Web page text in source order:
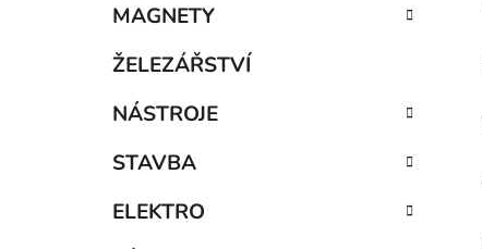
MAGNETY
ŽELEZÁŘSTVÍ
NÁSTROJE
STAVBA
ELEKTRO